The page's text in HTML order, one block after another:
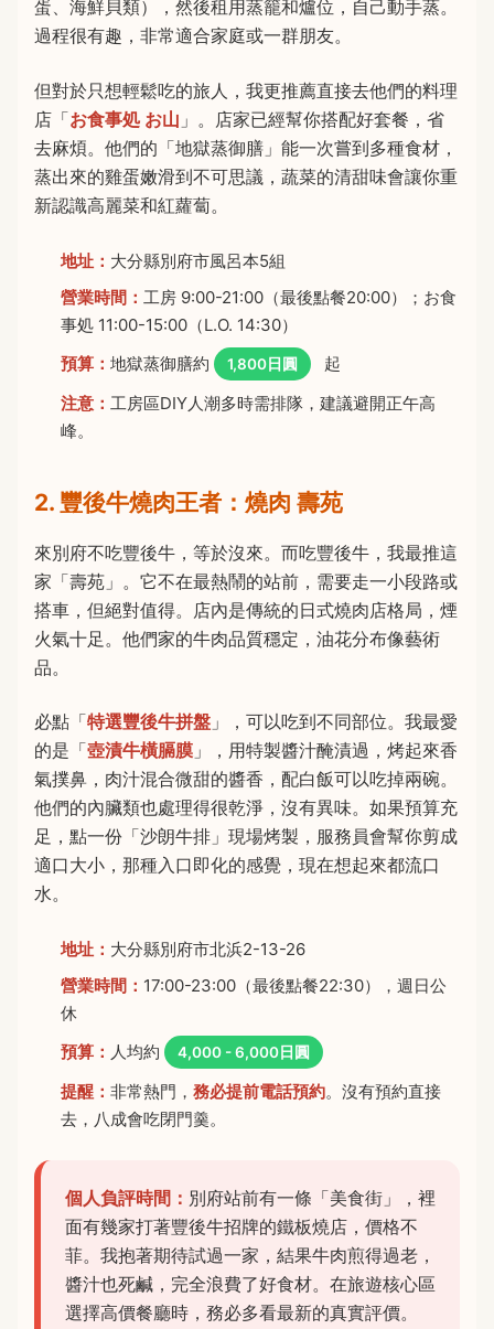
蛋、海鮮貝類），然後租用蒸籠和爐位，自己動手蒸。
過程很有趣，非常適合家庭或一群朋友。
但對於只想輕鬆吃的旅人，我更推薦直接去他們的料理
店「お食事処 お山 」。店家已經幫你搭配好套餐，省
去麻煩。他們的「地獄蒸御膳」能一次嘗到多種食材，
蒸出來的雞蛋嫩滑到不可思議，蔬菜的清甜味會讓你重
新認識高麗菜和紅蘿蔔。
地址： 大分縣別府市風呂本5組
營業時間： 工房 9:00-21:00（最後點餐20:00）；お食
事処 11:00-15:00（L.O. 14:30）
預算： 地獄蒸御膳約 1,800日圓
起
注意： 工房區DIY人潮多時需排隊，建議避開正午高
峰。
2. 豐後牛燒肉王者：燒肉 壽苑
來別府不吃豐後牛，等於沒來。而吃豐後牛，我最推這
家「壽苑」。它不在最熱鬧的站前，需要走一小段路或
搭車，但絕對值得。店內是傳統的日式燒肉店格局，煙
火氣十足。他們家的牛肉品質穩定，油花分布像藝術
品。
必點「特選豐後牛拼盤 」，可以吃到不同部位。我最愛
的是「壺漬牛橫膈膜 」，用特製醬汁醃漬過，烤起來香
氣撲鼻，肉汁混合微甜的醬香，配白飯可以吃掉兩碗。
他們的內臟類也處理得很乾淨，沒有異味。如果預算充
足，點一份「沙朗牛排」現場烤製，服務員會幫你剪成
適口大小，那種入口即化的感覺，現在想起來都流口
水。
地址： 大分縣別府市北浜2-13-26
營業時間： 17:00-23:00（最後點餐22:30），週日公
休
預算： 人均約 4,000 - 6,000日圓
提醒： 非常熱門， 務必提前電話預約。沒有預約直接
去，八成會吃閉門羹。
個人負評時間： 別府站前有一條「美食街」，裡
面有幾家打著豐後牛招牌的鐵板燒店，價格不
菲。我抱著期待試過一家，結果牛肉煎得過老，
醬汁也死鹹，完全浪費了好食材。在旅遊核心區
選擇高價餐廳時，務必多看最新的真實評價。